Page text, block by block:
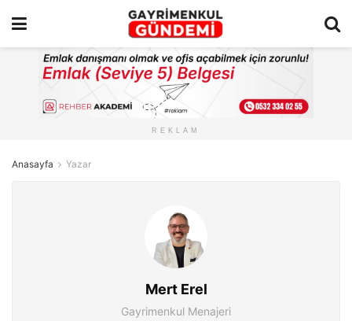
REKLAM
Anasayfa Yazar
Mert Erel
Gayrimenkul Menajeri